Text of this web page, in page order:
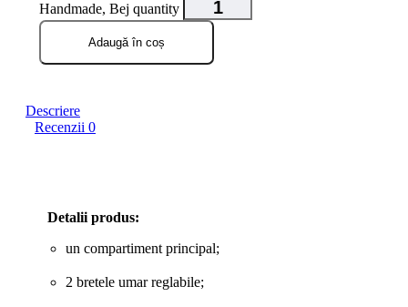
Handmade, Bej quantity
Adaugă în coș
Descriere
Recenzii 0
Detalii produs:
un compartiment principal;
2 bretele umar reglabile;